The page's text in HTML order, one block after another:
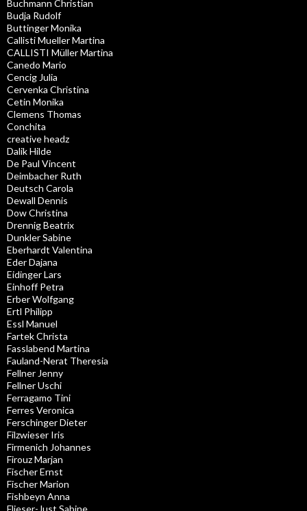
Buchmann Christian
Budja Rudolf
Buttinger Monika
Callisti Mueller Martina
CALLISTI Müller Martina
Canedo Mario
Cencig Julia
Cervenka Christina
Cetin Monika
Clemens Thomas
Conchita
creative headz
Dalik Hilde
De Paul Vincent
Deimbacher Ruth
Deutsch Carola
Dewall Dennis
Dow Christina
Drennig Beatrix
Dunkler Sabine
Eberhardt Valentina
Eder Dajana
Eidinger Lars
Einhoff Petra
Erber Wolfgang
Ertl Philipp
Essl Manuel
Fartek Christa
Fasslabend Martina
Fauland-Nerat Theresia
Fellner Jenny
Fellner Uschi
Ferragamo Tini
Ferres Veronica
Ferschinger Dieter
Filzwieser Iris
Firmenich Johannes
Firouz Marjan
Fischer Ernst
Fischer Marion
Fishbeyn Anna